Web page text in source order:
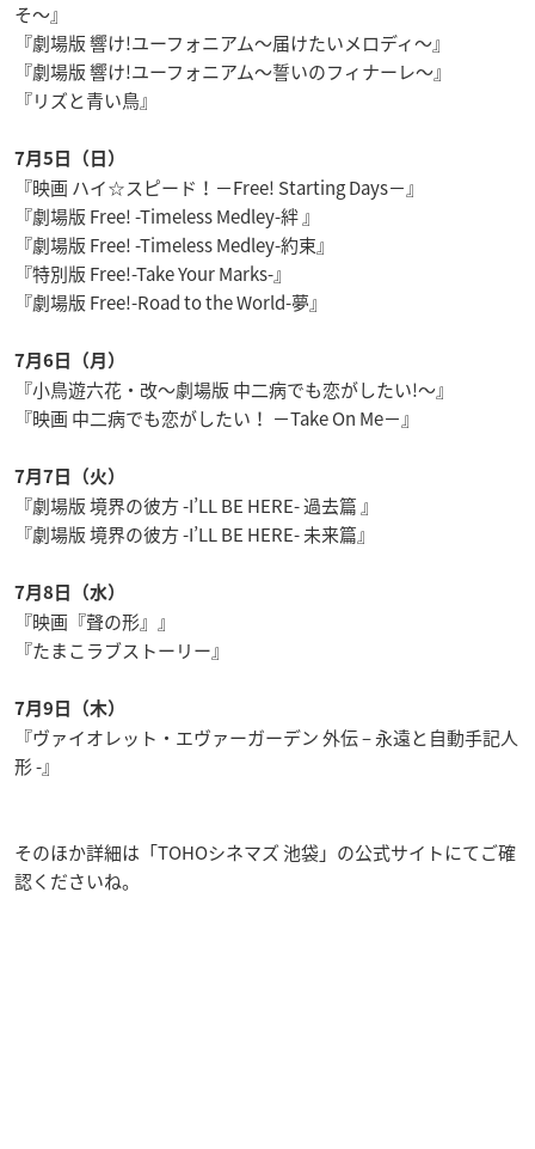
そ～』
『劇場版 響け!ユーフォニアム～届けたいメロディ～』
『劇場版 響け!ユーフォニアム～誓いのフィナーレ～』
『リズと青い鳥』
7月5日（日）
『映画 ハイ☆スピード！－Free! Starting Days－』
『劇場版 Free! -Timeless Medley-絆 』
『劇場版 Free! -Timeless Medley-約束』
『特別版 Free!-Take Your Marks-』
『劇場版 Free!-Road to the World-夢』
7月6日（月）
『小鳥遊六花・改～劇場版 中二病でも恋がしたい!～』
『映画 中二病でも恋がしたい！ －Take On Me－』
7月7日（火）
『劇場版 境界の彼方 -I’LL BE HERE- 過去篇 』
『劇場版 境界の彼方 -I’LL BE HERE- 未来篇』
7月8日（水）
『映画『聲の形』』
『たまこラブストーリー』
7月9日（木）
『ヴァイオレット・エヴァーガーデン 外伝 – 永遠と自動手記人
形 -』
そのほか詳細は「TOHOシネマズ 池袋」の公式サイトにてご確
認くださいね。